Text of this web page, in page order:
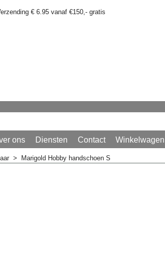
€ 6.95 vanaf €150,- gratis
ons Diensten Contact Winkelwagen
> Marigold Hobby handschoen S